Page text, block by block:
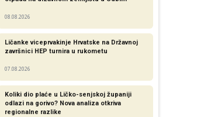
08.08.2026
Ličanke viceprvakinje Hrvatske na Državnoj
završnici HEP turnira u rukometu
07.08.2026
Koliki dio plaće u Ličko-senjskoj županiji
odlazi na gorivo? Nova analiza otkriva
regionalne razlike​